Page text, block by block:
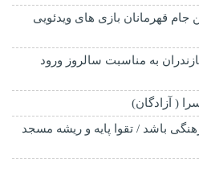
قهرمانان بازی های ویدئویی
به مناسبت سالروز ورود
( آزادگان)
باشد / تقوا پایه و ریشه مسجد